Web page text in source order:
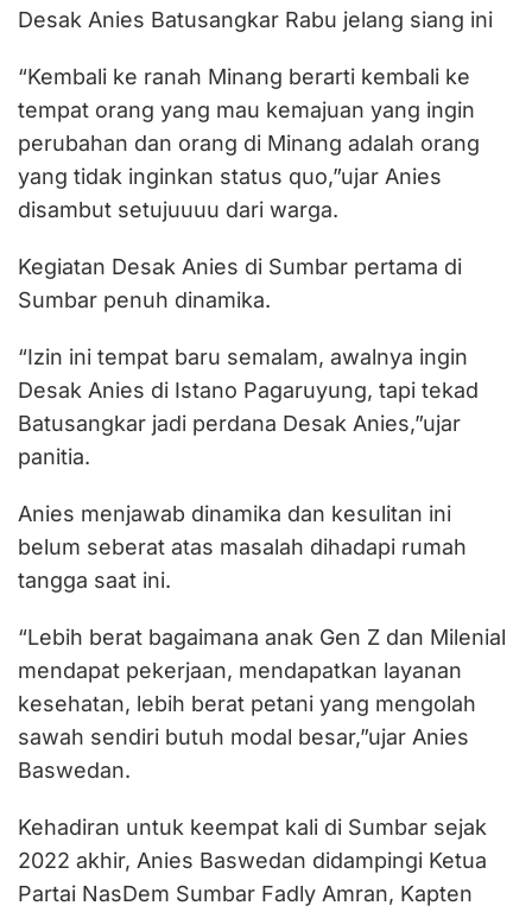
Desak Anies Batusangkar Rabu jelang siang ini
“Kembali ke ranah Minang berarti kembali ke
tempat orang yang mau kemajuan yang ingin
perubahan dan orang di Minang adalah orang
yang tidak inginkan status quo,”ujar Anies
disambut setujuuuu dari warga.
Kegiatan Desak Anies di Sumbar pertama di
Sumbar penuh dinamika.
“Izin ini tempat baru semalam, awalnya ingin
Desak Anies di Istano Pagaruyung, tapi tekad
Batusangkar jadi perdana Desak Anies,”ujar
panitia.
Anies menjawab dinamika dan kesulitan ini
belum seberat atas masalah dihadapi rumah
tangga saat ini.
“Lebih berat bagaimana anak Gen Z dan Milenial
mendapat pekerjaan, mendapatkan layanan
kesehatan, lebih berat petani yang mengolah
sawah sendiri butuh modal besar,”ujar Anies
Baswedan.
Kehadiran untuk keempat kali di Sumbar sejak
2022 akhir, Anies Baswedan didampingi Ketua
Partai NasDem Sumbar Fadly Amran, Kapten